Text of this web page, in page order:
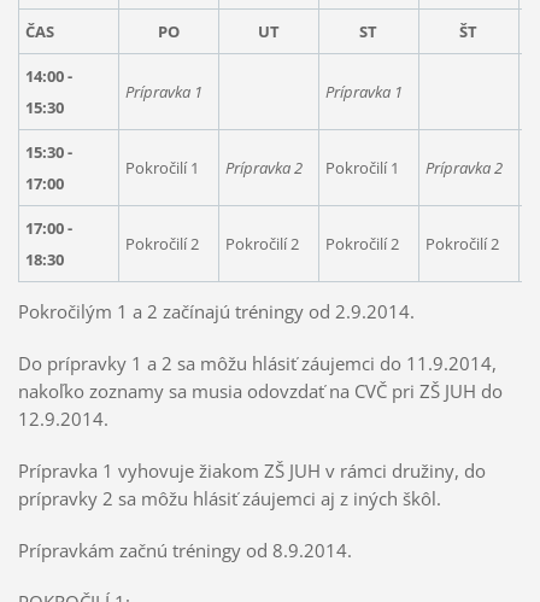
ČAS PO UT ST ŠT
14:00 -
15:30
Prípravka 1 Prípravka 1
15:30 -
17:00
Pokročilí 1 Prípravka 2 Pokročilí 1 Prípravka 2
17:00 -
18:30
Pokročilí 2 Pokročilí 2 Pokročilí 2 Pokročilí 2
Pokročilým 1 a 2 začínajú tréningy od 2.9.2014.
Do prípravky 1 a 2 sa môžu hlásiť záujemci do 11.9.2014,
nakoľko zoznamy sa musia odovzdať na CVČ pri ZŠ JUH do
12.9.2014.
Prípravka 1 vyhovuje žiakom ZŠ JUH v rámci družiny, do
prípravky 2 sa môžu hlásiť záujemci aj z iných škôl.
Prípravkám začnú tréningy od 8.9.2014.